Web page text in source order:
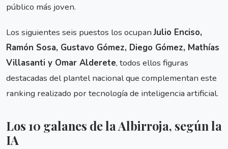
público más joven.
Los siguientes seis puestos los ocupanJulio Enciso,
Ramón Sosa, Gustavo Gómez, Diego Gómez, Mathías
Villasanti y Omar Alderete, todos ellos figuras
destacadas del plantel nacional que complementan este
ranking realizado por tecnología de inteligencia artificial.
Los 10 galanes de la Albirroja, según la
IA